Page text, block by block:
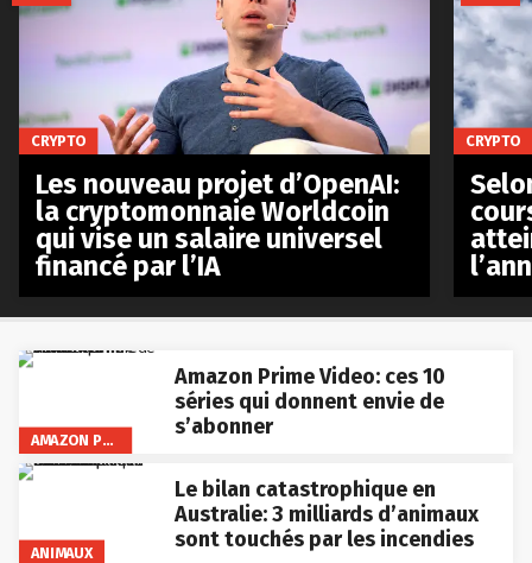
AMAZON PRIME VIDEO
Amazon Prime Video: ces 10
séries qui donnent envie de
s’abonner
ANIMAUX
Le bilan catastrophique en
Australie: 3 milliards d’animaux
sont touchés par les incendies
CRYPTO
Les nouveau projet d’OpenAI:
la cryptomonnaie Worldcoin
qui vise un salaire universel
financé par l’IA
CRYPTO